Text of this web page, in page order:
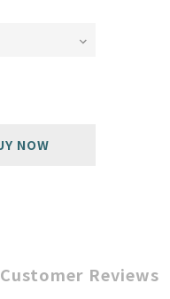
NOW
Customer Reviews